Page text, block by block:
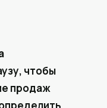
чтобы
продаж